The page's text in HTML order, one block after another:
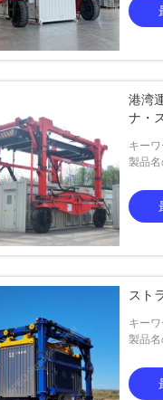
港湾
ナ・
キー
製品
スト
キー
トラ
製品